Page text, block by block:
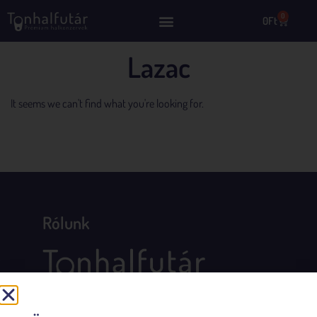
0Ft 0
Lazac
It seems we can't find what you're looking for.
Rólunk